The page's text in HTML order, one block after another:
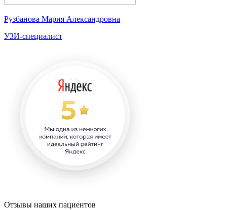
Рузбанова Мария Александровна
УЗИ-специалист
Отзывы наших пациентов